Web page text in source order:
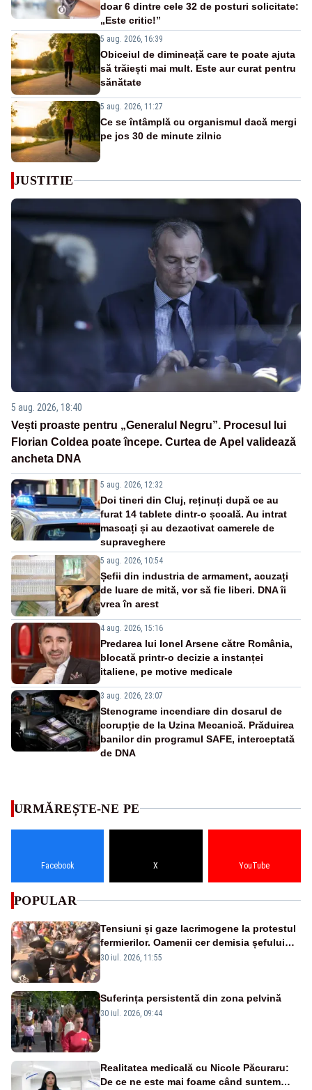
doar 6 dintre cele 32 de posturi solicitate:
„Este critic!”
5 aug. 2026, 16:39
Obiceiul de dimineață care te poate ajuta
să trăiești mai mult. Este aur curat pentru
sănătate
5 aug. 2026, 11:27
Ce se întâmplă cu organismul dacă mergi
pe jos 30 de minute zilnic
JUSTITIE
5 aug. 2026, 18:40
Vești proaste pentru „Generalul Negru”. Procesul lui
Florian Coldea poate începe. Curtea de Apel validează
ancheta DNA
5 aug. 2026, 12:32
Doi tineri din Cluj, reținuți după ce au
furat 14 tablete dintr-o școală. Au intrat
mascați și au dezactivat camerele de
supraveghere
5 aug. 2026, 10:54
Șefii din industria de armament, acuzați
de luare de mită, vor să fie liberi. DNA îi
vrea în arest
4 aug. 2026, 15:16
Predarea lui Ionel Arsene către România,
blocată printr-o decizie a instanței
italiene, pe motive medicale
3 aug. 2026, 23:07
Stenograme incendiare din dosarul de
corupție de la Uzina Mecanică. Prăduirea
banilor din programul SAFE, interceptată
de DNA
URMĂREȘTE-NE PE
Facebook X YouTube
POPULAR
Tensiuni și gaze lacrimogene la protestul
fermierilor. Oamenii cer demisia șefului
ANSVSA și s-au mutat în Piața Victoria–
30 iul. 2026, 11:55
Suferința persistentă din zona pelvină
30 iul. 2026, 09:44
Realitatea medicală cu Nicole Păcuraru:
De ce ne este mai foame când suntem